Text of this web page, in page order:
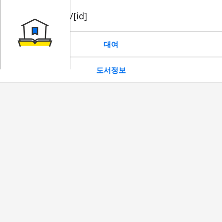
book/rent/[id]
대여
도서정보